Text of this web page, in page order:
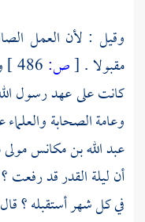
وقيل : لأن العمل
مقبولا . [ص:
كانت على عهد رسول
وعامة الصحابة والعلماء
عبد الله بن مكانس مولى
أن ليلة القدر قد
في كل شهر أستقبله ؟